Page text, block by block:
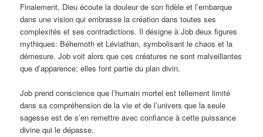
Finalement, Dieu écoute la douleur de son fidèle et l’embarque
dans une vision qui embrasse la création dans toutes ses
complexités et ses contradictions. Il désigne à Job deux figures
mythiques: Béhemoth et Léviathan, symbolisant le chaos et la
démesure. Job voit alors que ces créatures ne sont malveillantes
que d’apparence; elles font partie du plan divin.
Job prend conscience que l’humain mortel est tellement limité
dans sa compréhension de la vie et de l’univers que la seule
sagesse est de s’en remettre avec confiance à cette puissance
divine qui le dépasse.